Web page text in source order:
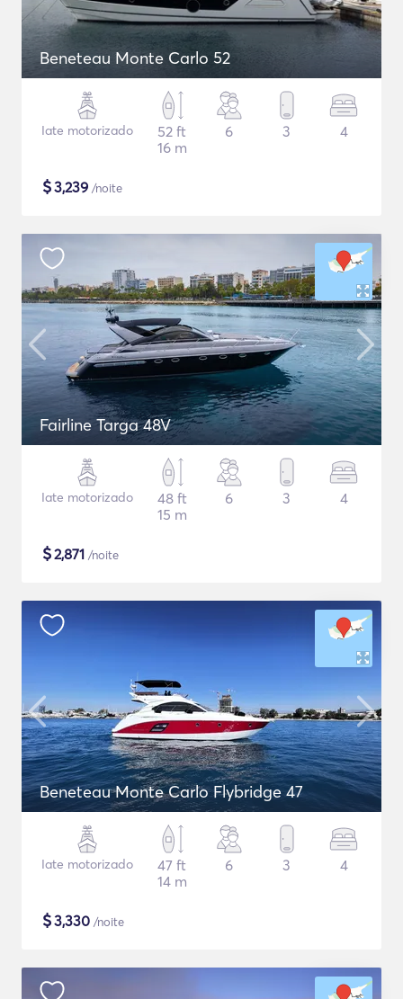
Beneteau Monte Carlo 52
Iate motorizado
52 ft
16 m
6 3 4
$3,239 /noite
Fairline Targa 48V
Iate motorizado
48 ft
15 m
6 3 4
$2,871 /noite
Beneteau Monte Carlo Flybridge 47
Iate motorizado
47 ft
14 m
6 3 4
$3,330 /noite